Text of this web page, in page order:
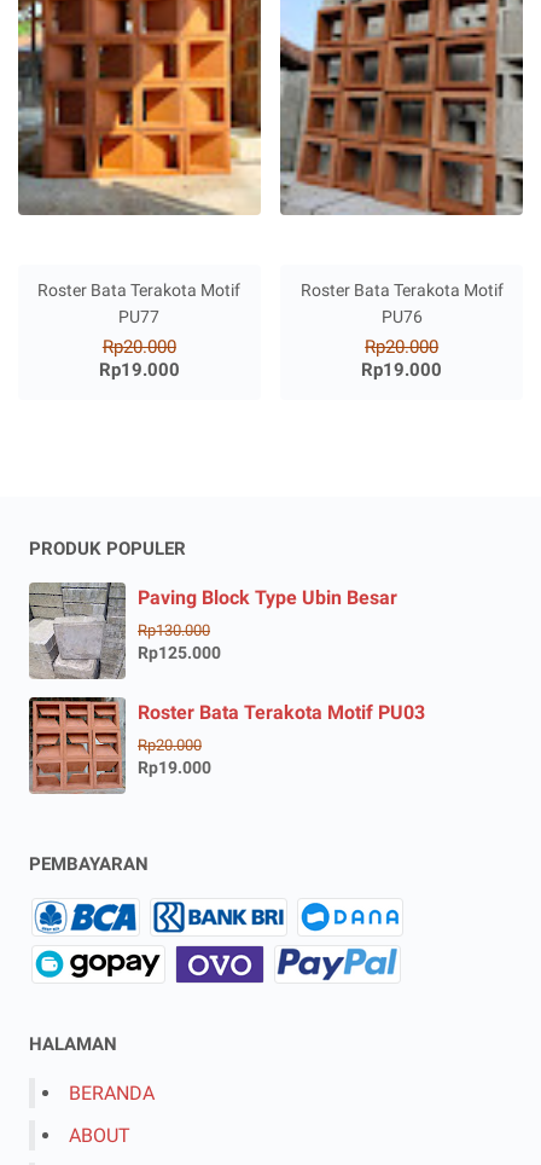
Roster Bata Terakota Motif
PU77
Rp20.000
Rp19.000
Roster Bata Terakota Motif
PU76
Rp20.000
Rp19.000
PRODUK POPULER
Paving Block Type Ubin Besar
Rp130.000
Rp125.000
Roster Bata Terakota Motif PU03
Rp20.000
Rp19.000
PEMBAYARAN
HALAMAN
BERANDA
ABOUT